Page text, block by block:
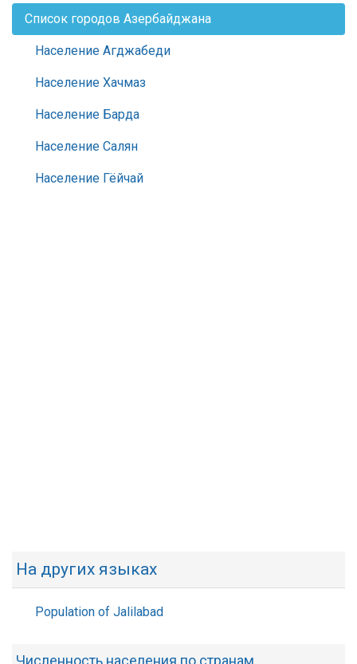
Список городов Азербайджана
Население Агджабеди
Население Хачмаз
Население Барда
Население Салян
Население Гёйчай
На других языках
Population of Jalilabad
Численность населения по странам